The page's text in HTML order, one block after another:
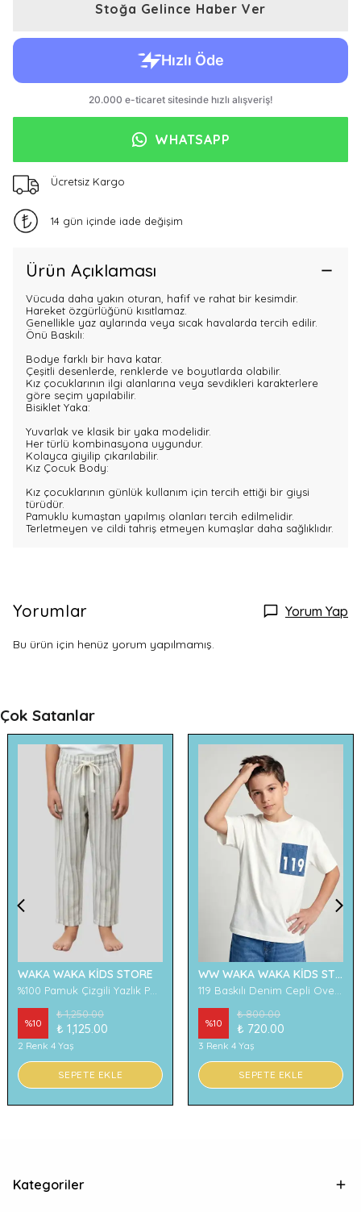
Stoğa Gelince Haber Ver
WHATSAPP
Ücretsiz Kargo
14 gün içinde iade değişim
Ürün Açıklaması
Vücuda daha yakın oturan, hafif ve rahat bir kesimdir.
Hareket özgürlüğünü kısıtlamaz.
Genellikle yaz aylarında veya sıcak havalarda tercih edilir.
Önü Baskılı:
Bodye farklı bir hava katar.
Çeşitli desenlerde, renklerde ve boyutlarda olabilir.
Kız çocuklarının ilgi alanlarına veya sevdikleri karakterlere
göre seçim yapılabilir.
Bisiklet Yaka:
Yuvarlak ve klasik bir yaka modelidir.
Her türlü kombinasyona uygundur.
Kolayca giyilip çıkarılabilir.
Kız Çocuk Body:
Kız çocuklarının günlük kullanım için tercih ettiği bir giysi
türüdür.
Pamuklu kumaştan yapılmış olanları tercih edilmelidir.
Terletmeyen ve cildi tahriş etmeyen kumaşlar daha sağlıklıdır.
Yorumlar Yorum Yap
Bu ürün için henüz yorum yapılmamış.
Çok Satanlar
WAKA WAKA KİDS STORE
%10
₺ 1,250.00
₺ 1,125.00
2 Renk 4 Yaş
SEPETE EKLE
WW WAKA WAKA KİDS STORE
%10
₺ 800.00
₺ 720.00
3 Renk 4 Yaş
SEPETE EKLE
Kategoriler